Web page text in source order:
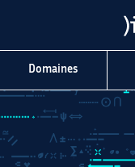
Domaines